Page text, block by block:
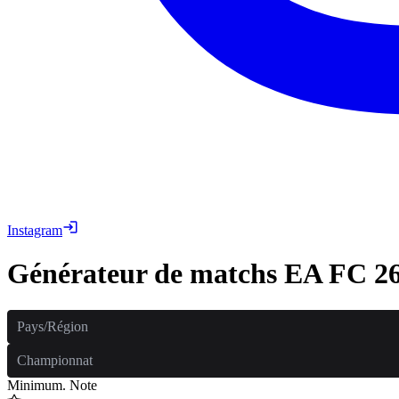
Instagram
Générateur de matchs EA FC
Pays/Région
Championnat
Minimum. Note